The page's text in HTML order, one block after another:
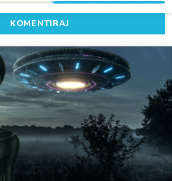
KOMENTIRAJ